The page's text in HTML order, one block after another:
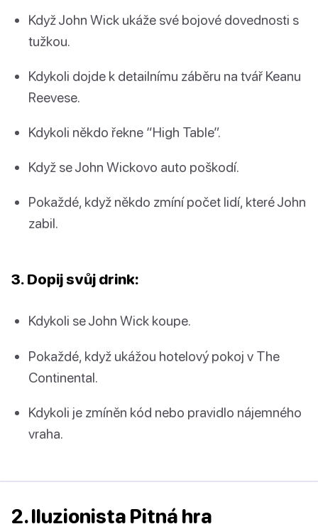
Když John Wick ukáže své bojové dovednosti s
tužkou.
Kdykoli dojde k detailnímu záběru na tvář Keanu
Reevese.
Kdykoli někdo řekne “High Table”.
Když se John Wickovo auto poškodí.
Pokaždé, když někdo zmíní počet lidí, které John
zabil.
3. Dopij svůj drink:
Kdykoli se John Wick koupe.
Pokaždé, když ukážou hotelový pokoj v The
Continental.
Kdykoli je zmíněn kód nebo pravidlo nájemného
vraha.
2. Iluzionista Pitná hra